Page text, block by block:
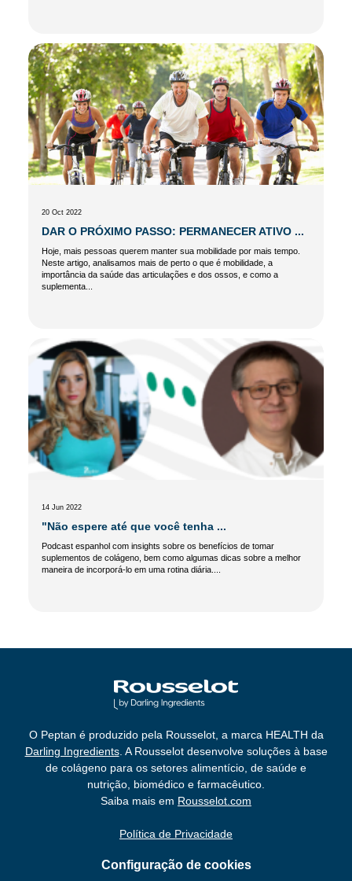
20 Oct 2022
DAR O PRÓXIMO PASSO: PERMANECER ATIVO ...
Hoje, mais pessoas querem manter sua mobilidade por mais tempo.
Neste artigo, analisamos mais de perto o que é mobilidade, a
importância da saúde das articulações e dos ossos, e como a
suplementa...
14 Jun 2022
"Não espere até que você tenha ...
Podcast espanhol com insights sobre os benefícios de tomar
suplementos de colágeno, bem como algumas dicas sobre a melhor
maneira de incorporá-lo em uma rotina diária....
O Peptan é produzido pela Rousselot, a marca HEALTH da
Darling Ingredients. A Rousselot desenvolve soluções à base
de colágeno para os setores alimentício, de saúde e
nutrição, biomédico e farmacêutico.
Saiba mais em Rousselot.com
Política de Privacidade
Configuração de cookies